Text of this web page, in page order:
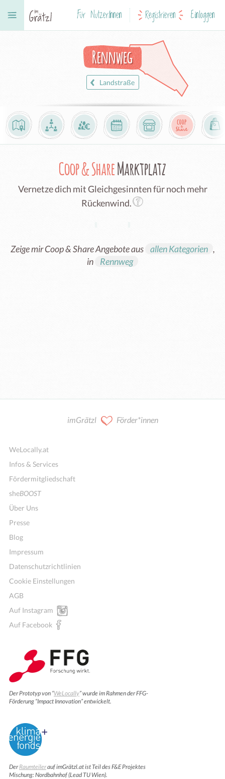
Für NutzerInnen Registrieren Einloggen
Rennweg
Landstraße
Coop & ShareMarktplatz
Vernetze dich mit Gleichgesinnten für noch mehr
Rückenwind.
Mitglieder für Vereine, Initiativen
Zeige mir Coop & Share Angebote aus allen Kategorien ,
in
Rennweg
imGrätzl Förder*innen
WeLocally.at
Infos & Services
Fördermitgliedschaft
sheBOOST
Über Uns
Presse
Blog
Impressum
Datenschutzrichtlinien
Cookie Einstellungen
AGB
Auf Instagram
Auf Facebook
Der Prototyp von “WeLocally” wurde im Rahmen der FFG-
Förderung “Impact Innovation” entwickelt.
DerRaumteilerauf imGrätzl.at ist Teil des F&E Projektes
Mischung: Nordbahnhof (Lead TU Wien).